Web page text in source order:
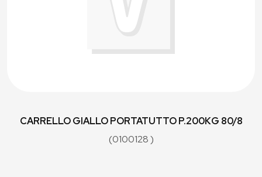
CARRELLO GIALLO PORTATUTTO P.200KG 80/8
(0100128 )